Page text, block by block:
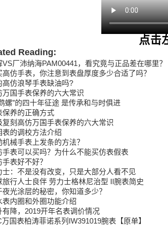
点击
Reading:
VS厂沛纳海PAM00441，看究竟与正品差在哪里？
高仿手表，你注意到表盘厚度多少合适了吗？
高仿浪琴手表缺油吗?
万国手表保养的六大常识
螺”的四十年征途 是传承和与时俱进
保养的正确方式
复刻高仿万国手表保养的六大常识
表的调校方法介绍
机械手表上发条的方法？
手表可以买吗？为什么不能买仿表假表
表好不好？
士：不是没有改变，只是大部分人看不见
旅行人士良伴 劳力士格林尼治型 II腕表简史
夜光涂层的秘密，你知道多少？
表内圈和外圈功能介绍
有降，2019开年名表调价情况
万国表柏涛菲诺系列IW391019腕表【原单】